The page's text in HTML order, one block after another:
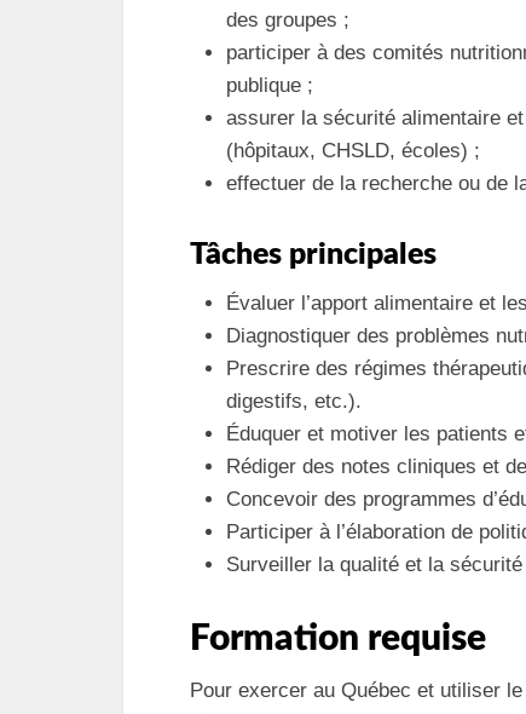
des groupes ;
participer à des comités
publique ;
assurer la sécurité alimentaire
(hôpitaux, CHSLD, écoles) ;
effectuer de la recherche ou de
Tâches principales
Évaluer l’apport alimentaire et
Diagnostiquer des problèmes
Prescrire des régimes
digestifs, etc.).
Éduquer et motiver les patients
Rédiger des notes cliniques et
Concevoir des programmes
Participer à l’élaboration de
Surveiller la qualité et la
Formation requise
Pour exercer au Québec et utiliser